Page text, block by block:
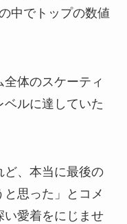
中でトップの数値
体のスケーティ
ルに達していた
ど、本当に最後の
思った」とコメ
い愛着をにじませ